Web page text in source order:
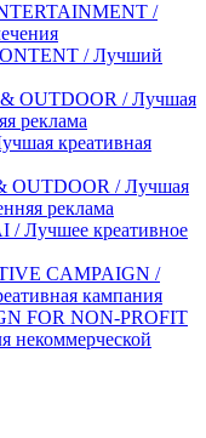
/
/ Лучший
OUTDOOR / Лучшая
реклама
креативная
OUTDOOR / Лучшая
реклама
/ Лучшее креативное
CAMPAIGN /
кампания
FOR NON-PROFIT
некоммерческой